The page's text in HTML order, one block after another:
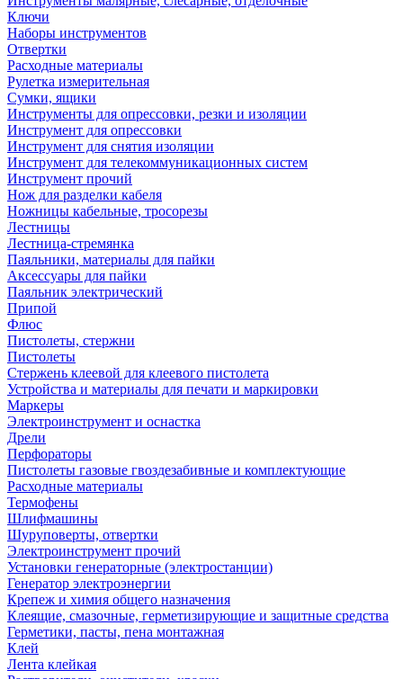
Ключи
Наборы инструментов
Отвертки
Расходные материалы
Рулетка измерительная
Сумки, ящики
Инструменты для опрессовки, резки и изоляции
Инструмент для опрессовки
Инструмент для снятия изоляции
Инструмент для телекоммуникационных систем
Инструмент прочий
Нож для разделки кабеля
Ножницы кабельные, тросорезы
Лестницы
Лестница-стремянка
Паяльники, материалы для пайки
Аксессуары для пайки
Паяльник электрический
Припой
Флюс
Пистолеты, стержни
Пистолеты
Стержень клеевой для клеевого пистолета
Устройства и материалы для печати и маркировки
Маркеры
Электроинструмент и оснастка
Дрели
Перфораторы
Пистолеты газовые гвоздезабивные и комплектующие
Расходные материалы
Термофены
Шлифмашины
Шуруповерты, отвертки
Электроинструмент прочий
Установки генераторные (электростанции)
Генератор электроэнергии
Крепеж и химия общего назначения
Клеящие, смазочные, герметизирующие и защитные средства
Герметики, пасты, пена монтажная
Клей
Лента клейкая